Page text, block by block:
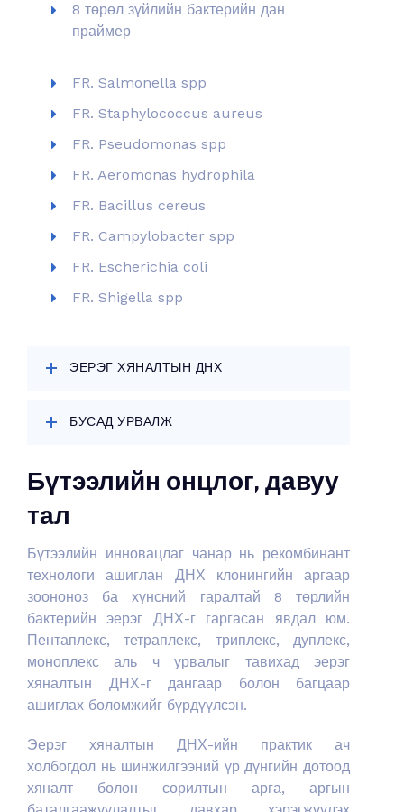
8 төрөл зүйлийн бактерийн дан
праймер
FR. Salmonella spp
FR. Staphylococcus aureus
FR. Pseudomonas spp
FR. Aeromonas hydrophila
FR. Bacillus cereus
FR. Campylobacter spp
FR. Escherichia coli
FR. Shigella spp
ЭЕРЭГ ХЯНАЛТЫН ДНХ
БУСАД УРВАЛЖ
Бүтээлийн онцлог, давуу
тал
Бүтээлийн инновацлаг чанар нь рекомбинант
технологи ашиглан ДНХ клонингийн аргаар
зоононоз ба хүнсний гаралтай 8 төрлийн
бактерийн эерэг ДНХ-г гаргасан явдал юм.
Пентаплекс, тетраплекс, триплекс, дуплекс,
моноплекс аль ч урвалыг тавихад эерэг
хяналтын ДНХ-г дангаар болон багцаар
ашиглах боломжийг бүрдүүлсэн.
Эерэг хяналтын ДНХ-ийн практик ач
холбогдол нь шинжилгээний үр дүнгийн дотоод
хяналт болон сорилтын арга, аргын